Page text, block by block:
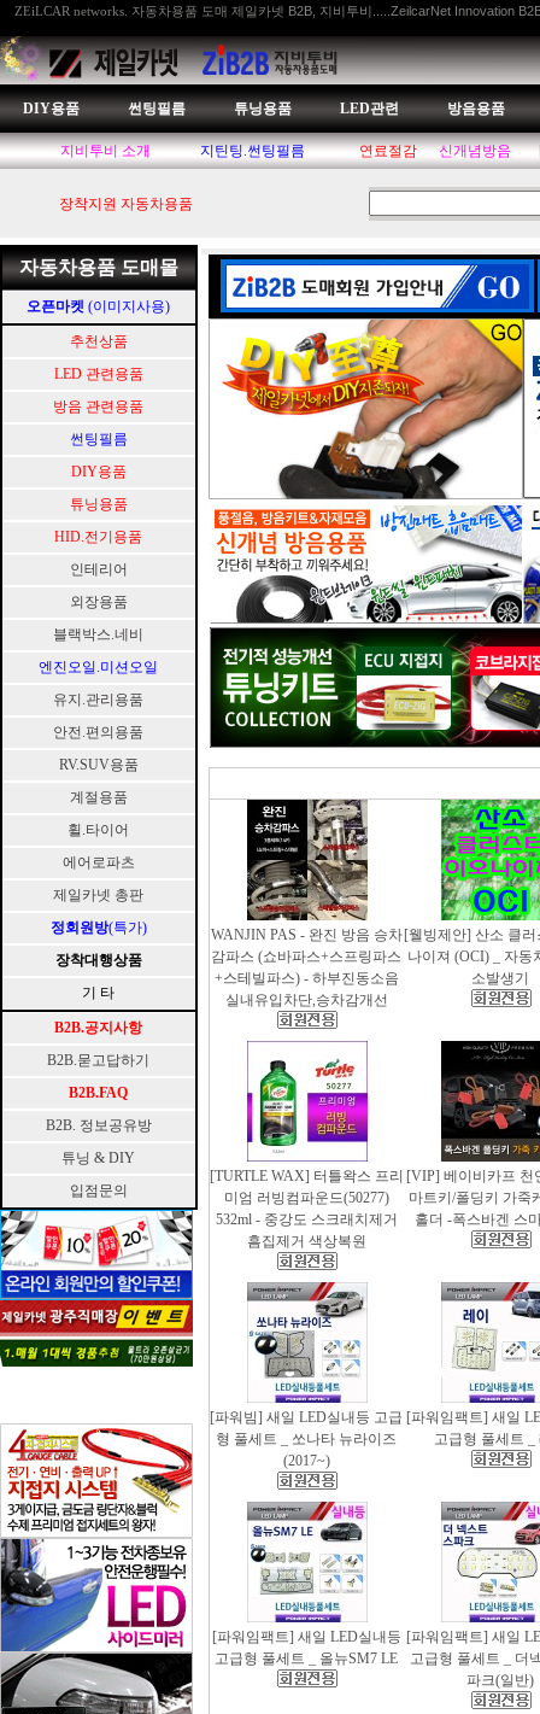
ZEiLCAR networks. 자동차용품 도매 제일카넷 B2B, 지비투비.....ZeilcarNet Innovation
DIY용품 썬팅필름 튜닝용품 LED관련 방음용품
지비투비 소개 지틴팅.썬팅필름 연료절감 신개념방음
장착지원 자동차용품
자동차용품 도매몰
오픈마켓 (이미지사용)
추천상품
LED 관련용품
방음 관련용품
썬팅필름
DIY용품
튜닝용품
HID.전기용품
인테리어
외장용품
블랙박스.네비
엔진오일.미션오일
유지.관리용품
안전.편의용품
RV.SUV용품
계절용품
휠.타이어
에어로파츠
제일카넷 총판
정회원방(특가)
장착대행상품
기 타
B2B.공지사항
B2B.묻고답하기
B2B.FAQ
B2B. 정보공유방
튜닝 & DIY
입점문의
WANJIN PAS - 완진 방음 승차
감파스 (쇼바파스+스프링파스
+스테빌파스) - 하부진동소음
실내유입차단,승차감개선
[웰빙제안] 산소 클
나이져 (OCI) _ 자동
소발생기
[TURTLE WAX] 터틀왁스 프리
미엄 러빙컴파운드(50277)
532ml - 중강도 스크래치제거
흠집제거 색상복원
[VIP] 베이비카프 천
마트키/폴딩키 가죽
홀더 -폭스바겐 스
[파워빔] 새일 LED실내등 고급
형 풀세트 _ 쏘나타 뉴라이즈
(2017~)
[파워임팩트] 새일
고급형 풀세트 _
[파워임팩트] 새일 LED실내등
고급형 풀세트 _ 올뉴SM7 LE
[파워임팩트] 새일
고급형 풀세트 _ 더
파크(일반)